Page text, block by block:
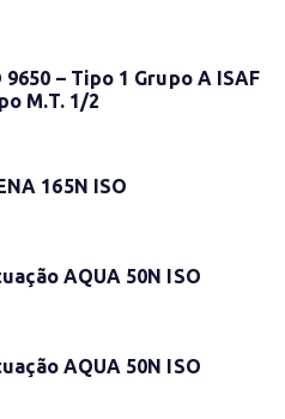
9650 – Tipo 1 Grupo A ISAF
M.T. 1/2
165N ISO
AQUA 50N ISO
AQUA 50N ISO